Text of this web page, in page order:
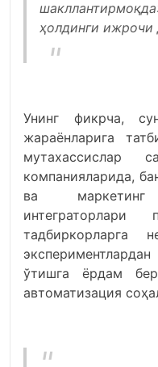
ҳолдинги ижрочи
Унинг фикрча,
жараёнларига
мутахассислар
компанияларида,
ва
тадбиркорларга
ўтишга ёрдам
автоматизация